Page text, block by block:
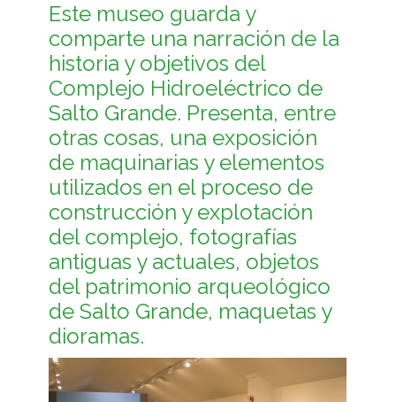
Este museo guarda y
comparte una narración de la
historia y objetivos del
Complejo Hidroeléctrico de
Salto Grande. Presenta, entre
otras cosas, una exposición
de maquinarias y elementos
utilizados en el proceso de
construcción y explotación
del complejo, fotografías
antiguas y actuales, objetos
del patrimonio arqueológico
de Salto Grande, maquetas y
dioramas.
Ofrece también un espacio de exposición